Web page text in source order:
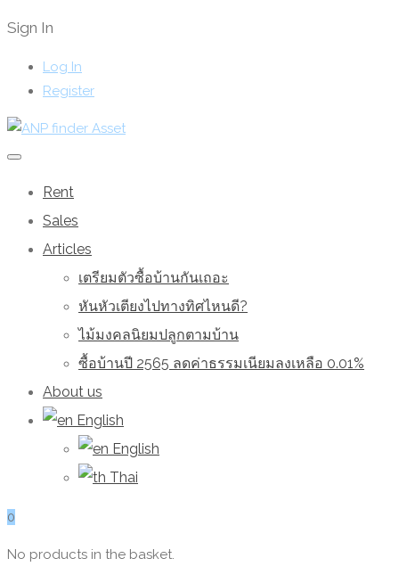
Sign In
Log In
Register
Rent
Sales
Articles
เตรียมตัวซื้อบ้านกันเถอะ
หันหัวเตียงไปทางทิศไหนดี?
ไม้มงคลนิยมปลูกตามบ้าน
ซื้อบ้านปี 2565 ลดค่าธรรมเนียมลงเหลือ 0.01%
About us
English
English
Thai
0
No products in the basket.